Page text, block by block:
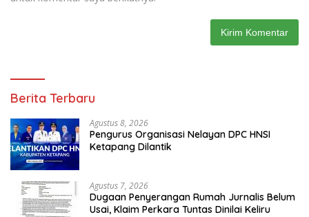
Berita Terbaru
Agustus 8, 2026
Pengurus Organisasi Nelayan DPC HNSI
Ketapang Dilantik
Agustus 7, 2026
Dugaan Penyerangan Rumah Jurnalis Belum
Usai, Klaim Perkara Tuntas Dinilai Keliru